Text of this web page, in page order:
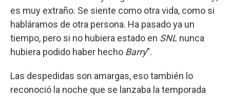
es muy extraño. Se siente como otra vida, como si
habláramos de otra persona. Ha pasado ya un
tiempo, pero si no hubiera estado en SNL nunca
hubiera podido haber hecho Barry”.
Las despedidas son amargas, eso también lo
reconoció la noche que se lanzaba la temporada